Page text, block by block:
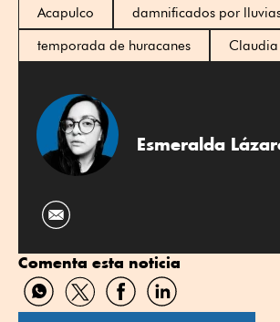
Acapulco
damnificados por
temporada de huracanes
Claudia
Esmeralda
Comenta esta noticia
Compartir
por
Compartir
por
Compartir
por
Compartir
por